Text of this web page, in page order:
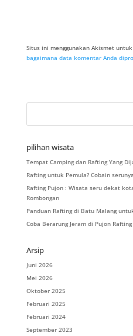
Situs ini menggunakan Akismet
bagaimana data komentar Anda
pilihan wisata
Tempat Camping dan Rafting Yang
Rafting untuk Pemula? Cobain
Rafting Pujon : Wisata seru dekat
Rombongan
Panduan Rafting di Batu Malang
Coba Berarung Jeram di Pujon Rafting
Arsip
Juni 2026
Mei 2026
Oktober 2025
Februari 2025
Februari 2024
September 2023